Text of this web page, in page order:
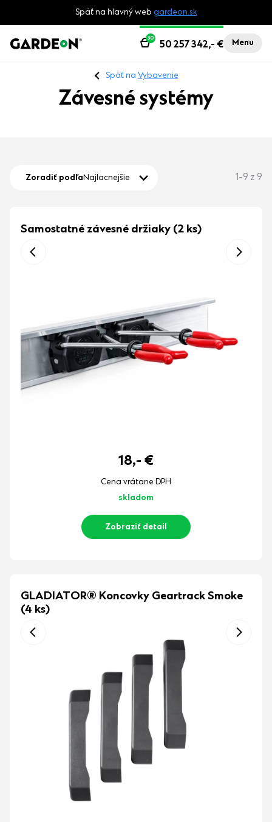
Späť na hlavný web gardeon.sk
Menu
50 257 342,- €
30
Späť na Vybavenie
Závesné systémy
Zoradiť podľaNajlacnejšie 1-9 z 9
Samostatné závesné držiaky (2 ks)
18,- €
Cena vrátane DPH
skladom
Zobraziť detail
GLADIATOR® Koncovky Geartrack Smoke
(4 ks)